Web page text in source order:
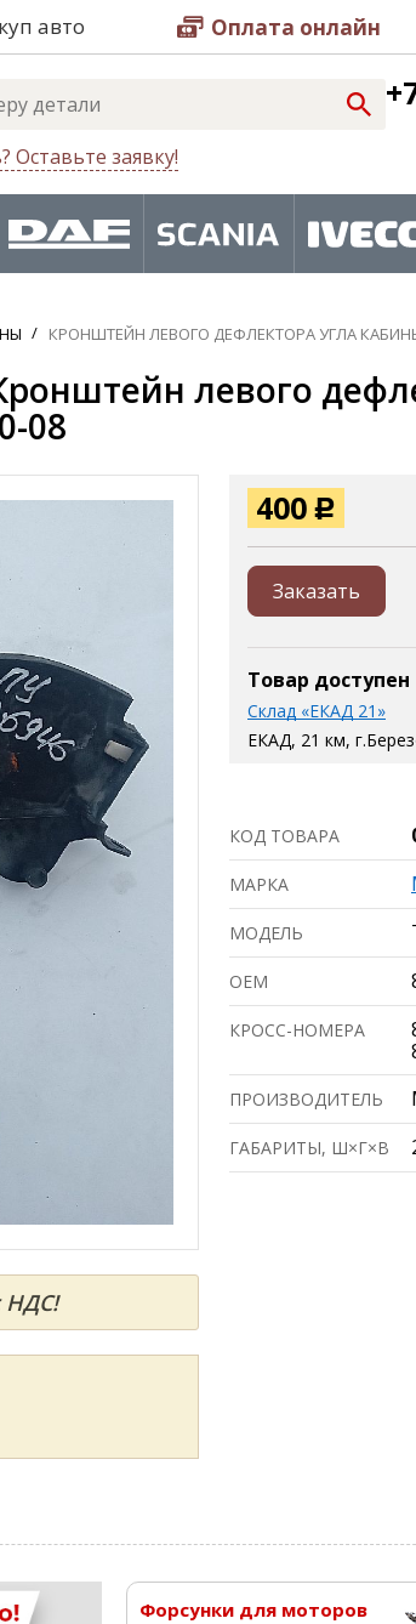
авто Оплата онлайн
Оставьте заявку!
КРОНШТЕЙН ЛЕВОГО ДЕФЛЕКТОРА УГЛА
левого
08
НДС!
400 Р
Заказать
Товар
Склад «ЕКАД 21»
ЕКАД, 21 км,
КОД ТОВАРА
МАРКА
МОДЕЛЬ
ОЕМ
КРОСС-НОМЕРА
ПРОИЗВОДИТЕЛЬ
ГАБАРИТЫ, Ш×Г×В
Форсунки для моторов